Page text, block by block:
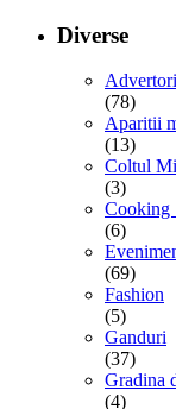
Diverse
(78)
Aparitii
(13)
Coltul
(3)
Cooking
(6)
(69)
Fashion
(5)
Ganduri
(37)
Gradina
(4)